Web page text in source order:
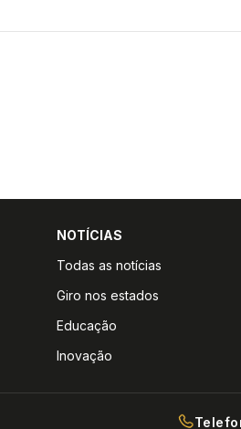
NOTÍCIAS
Todas as notícias
Giro nos estados
Educação
Inovação